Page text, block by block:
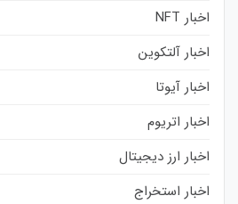
اخبار NFT
اخبار آلتکوین
اخبار آیوتا
اخبار اتریوم
اخبار ارز دیجیتال
اخبار استخراج